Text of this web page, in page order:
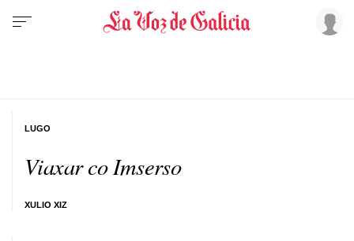
Viaxar co Imserso
XULIO XIZ
LUGO